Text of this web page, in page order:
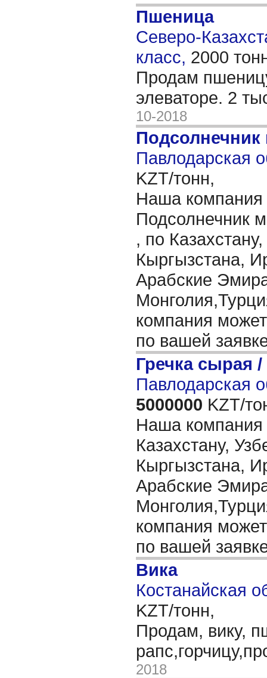
Пшеница
Северо-
класс, 2000
Продам
элеваторе. 2
10-2018
Павлодарская
KZT/тонн,
Наша компания
Подсолнечник
, по
Кыргызстана,
Арабские
компания
по вашей
Гречка сырая /
Павлодарская
5000000 KZT/
Наша компания
Казахстану,
Кыргызстана,
Арабские
компания
по вашей
Вика
Костанайская
KZT/тонн,
Продам, вику,
2018